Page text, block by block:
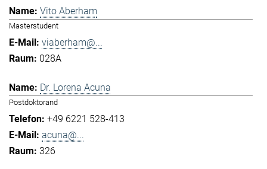
Vito Aberham
Masterstudent
viaberham@...
028A
Dr. Lorena Acuna
Postdoktorand
+49 6221 528-413
acuna@...
326